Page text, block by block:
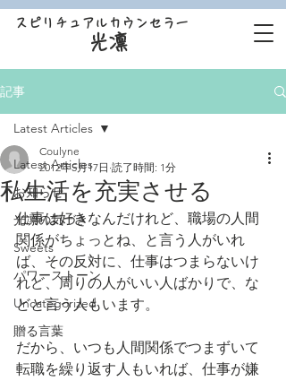
スピリチュアルカウンセラー
光凛
記事
Latest Articles
お知らせ
光凛の気づき
Sweets
パワーストーン
Uncategorized
贈る言葉
Latest Articles
私生活を充実させる
Coulyne
2012年5月17日 読了時間: 1分
仕事は好きなんだけれど、職場の人間
関係がちょっとね、と言う人がいれ
ば、その反対に、仕事はつまらないけ
れど、周りの人がいい人ばかりで、な
どと言う人もいます。
だから、いつも人間関係でつまずいて
転職を繰り返す人もいれば、仕事が嫌